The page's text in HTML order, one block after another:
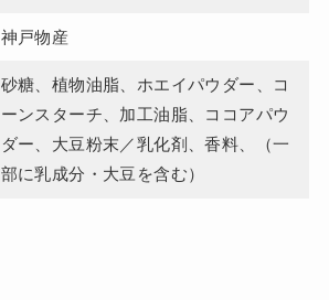
神戸物産
砂糖、植物油脂、ホエイパウダー、コ
ーンスターチ、加工油脂、ココアパウ
ダー、大豆粉末／乳化剤、香料、（一
部に乳成分・大豆を含む）